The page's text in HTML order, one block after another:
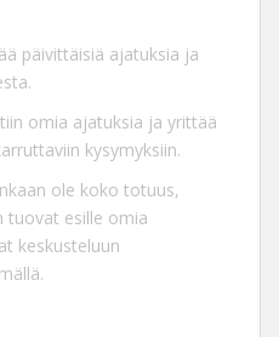
päivittäisiä ajatuksia ja
omia ajatuksia ja yrittää
kysymyksiin.
ole koko totuus,
tuovat esille omia
keskusteluun